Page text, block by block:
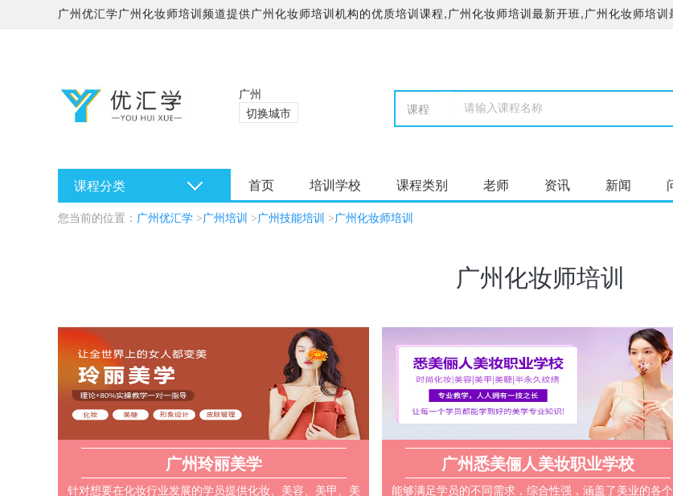
广州优汇学广州化妆师培训频道提供广州化妆师培训机构的优质培训课程,广州化妆师培训最新开班,广州化妆师培
广州
切换城市
课程分类 首页 培训学校 课程类别 老师 资讯 新闻
您当前的位置： 广州优汇学 >广州培训 >广州技能培训 >广州化妆师培训
广州化妆师培训
广州玲丽美学
针对想要在化妆行业发展的学员提供化妆、美容、美甲、美
广州悉美俪人美妆职业学校
能够满足学员的不同需求，综合性强，涵盖了美业的各